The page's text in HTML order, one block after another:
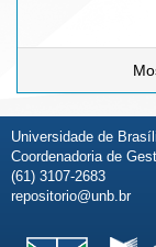
Universidade de
Coordenadoria de
(61) 3107-2683
repositorio@unb.br